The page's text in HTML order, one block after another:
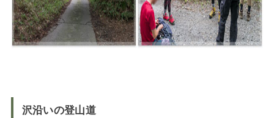
沢沿いの登山道